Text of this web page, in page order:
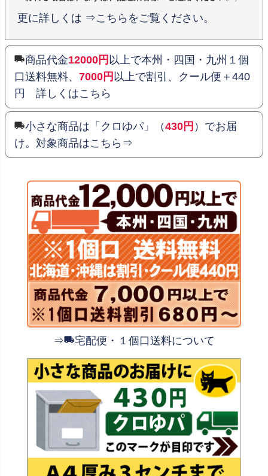
更に詳しくは ⇒こちらをご覧ください。
商品代金12000円 以上で本州・四国・九州１個
口送料無料、 7000円 以上で割引、クール便＋440
円 詳しくはこちら
小さな商品は「クロゆパ」（430円 ）でお届
け。対象商品はこちら⇒
⇒ 宅配便・１個口送料について